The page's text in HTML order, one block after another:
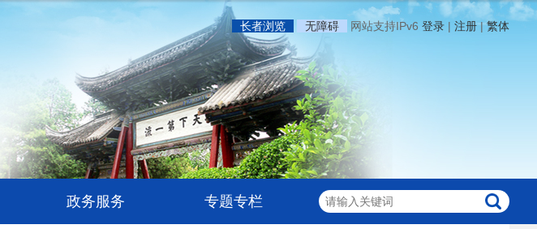
长者浏览 无障碍 网站支持IPv6 登录 | 注册|繁体
政务服务 专题专栏